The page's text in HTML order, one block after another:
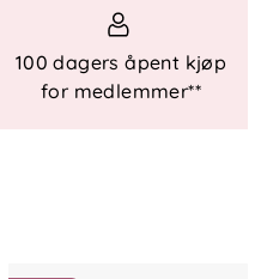
100 dagers åpent kjøp
for medlemmer**